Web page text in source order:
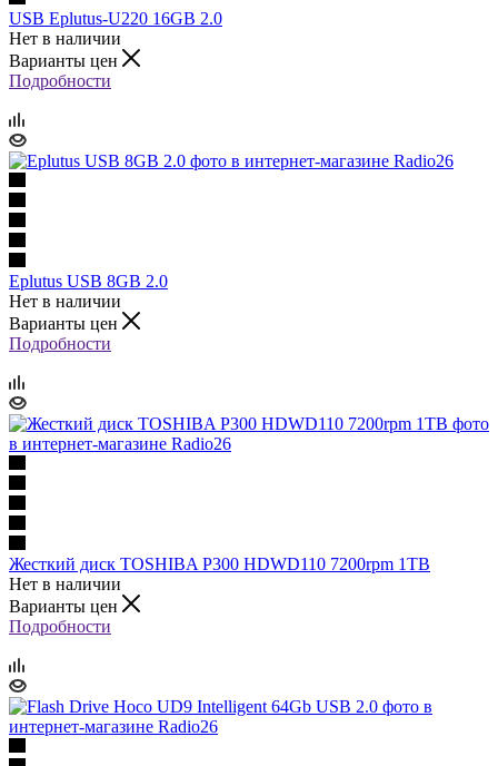
USB Eplutus-U220 16GB 2.0
Нет в наличии
Варианты цен
Подробности
Eplutus USB 8GB 2.0
Нет в наличии
Варианты цен
Подробности
Жесткий диск TOSHIBA P300 HDWD110 7200rpm 1TB
Нет в наличии
Варианты цен
Подробности